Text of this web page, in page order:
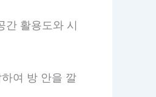
간 활용도와 시
여 방 안을 깔